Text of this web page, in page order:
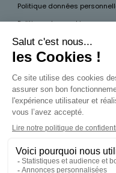
Politique données
Politique des cookies
Accessibilité
Pour votre santé, mangez au
d’infos sur
aux
La preuve de